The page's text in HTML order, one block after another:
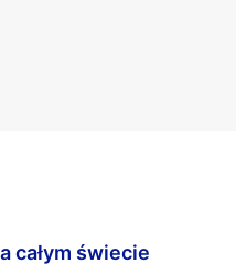
całym świecie